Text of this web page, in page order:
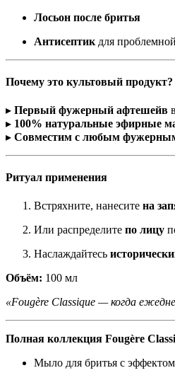
Лосьон после бритья
Антисептик для
Почему это культовый продукт?
▸ Первый фужерный афтешейв
▸ 100% натуральные эфирные
▸ Совместим с любым
Ритуал применения
Встряхните, нанесите на
Или распределите по лицу
Наслаждайтесь
Объём: 100 мл
«Fougère Classique — когда
Полная коллекция Fougère
Мыло для бритья с